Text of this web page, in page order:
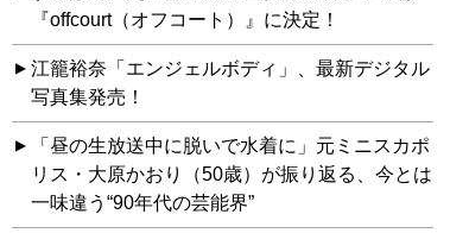
『offcourt（オフコート）』に決定！
江籠裕奈「エンジェルボディ」、最新デジタル
写真集発売！
「昼の生放送中に脱いで水着に」元ミニスカポ
リス・大原かおり（50歳）が振り返る、今とは
一味違う“90年代の芸能界”